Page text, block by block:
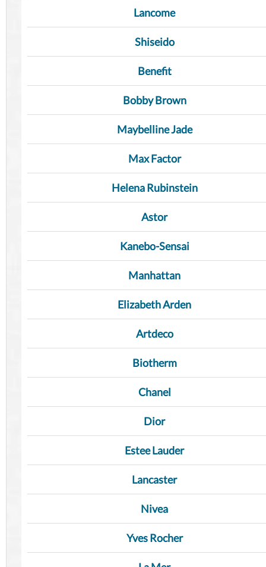
Lancome
Shiseido
Benefit
Bobby Brown
Maybelline Jade
Max Factor
Helena Rubinstein
Astor
Kanebo-Sensai
Manhattan
Elizabeth Arden
Artdeco
Biotherm
Chanel
Dior
Estee Lauder
Lancaster
Nivea
Yves Rocher